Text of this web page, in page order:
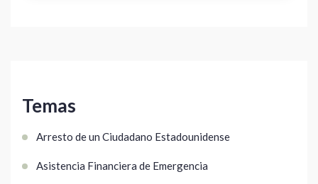
Temas
Arresto de un Ciudadano Estadounidense
Asistencia Financiera de Emergencia